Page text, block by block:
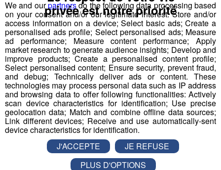
C'est quoi votre truc ? Edouard
Apertet - Directeur adjoint de
Megève Tourisme
We and ourpartnersdo the following data processing based
on your consent and/or our legitimate interest: Store and/or
access information on a device; Select basic ads; Create a
personalised ads profile; Select personalised ads; Measure
ad performance; Measure content performance; Apply
market research to generate audience insights; Develop and
improve products; Create a personalised content profile;
Select personalised content; Ensure security, prevent fraud,
and debug; Technically deliver ads or content. These
technologies may process personal data such as IP address
and browsing data to offer following functionalities: Actively
scan device characteristics for identification; Use precise
geolocation data; Match and combine offline data sources;
Link different devices; Receive and use automatically-sent
device characteristics for identification.
privée est notre priorité
J'ACCEPTE
JE REFUSE
PLUS D'OPTIONS